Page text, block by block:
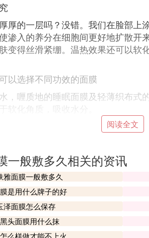
厚的一层吗？没错。我们在脸部上
渗入的养分在细胞间更好地扩散开
变得丝滑紧绷。温热效果还可以软
以选择不同功效的面膜
，喱质地的睡眠面膜及轻薄织布式
软化角质，吸收水分。
型面膜，不仅为肌肤补水，更多地
肌肤出现细纹、干燥和粗糙等明显
与保湿精华，然后直接敷上无纺布
。
阅读全文
一般敷多久相关的资讯
雅面膜一般敷多久
是用什么牌子的好
泽面膜怎么保存
头面膜用什么抹
么样做才能不上火